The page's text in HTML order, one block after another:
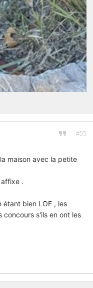
#55
maison avec la petite
.
étant bien LOF , les
s'ils en ont les